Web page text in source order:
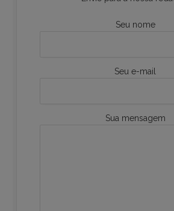
Seu nome
Seu e-mail
Sua mensagem